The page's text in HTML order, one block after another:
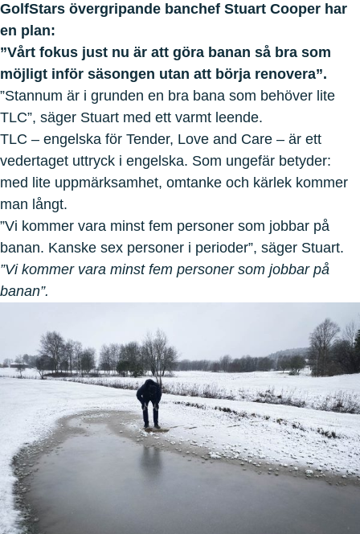
GolfStars övergripande banchef Stuart Cooper har
en plan:
”Vårt fokus just nu är att göra banan så bra som
möjligt inför säsongen utan att börja renovera”.
”Stannum är i grunden en bra bana som behöver lite
TLC”, säger Stuart med ett varmt leende.
TLC – engelska för Tender, Love and Care – är ett
vedertaget uttryck i engelska. Som ungefär betyder:
med lite uppmärksamhet, omtanke och kärlek kommer
man långt.
”Vi kommer vara minst fem personer som jobbar på
banan. Kanske sex personer i perioder”, säger Stuart.
”Vi kommer vara minst fem personer som jobbar på
banan”.